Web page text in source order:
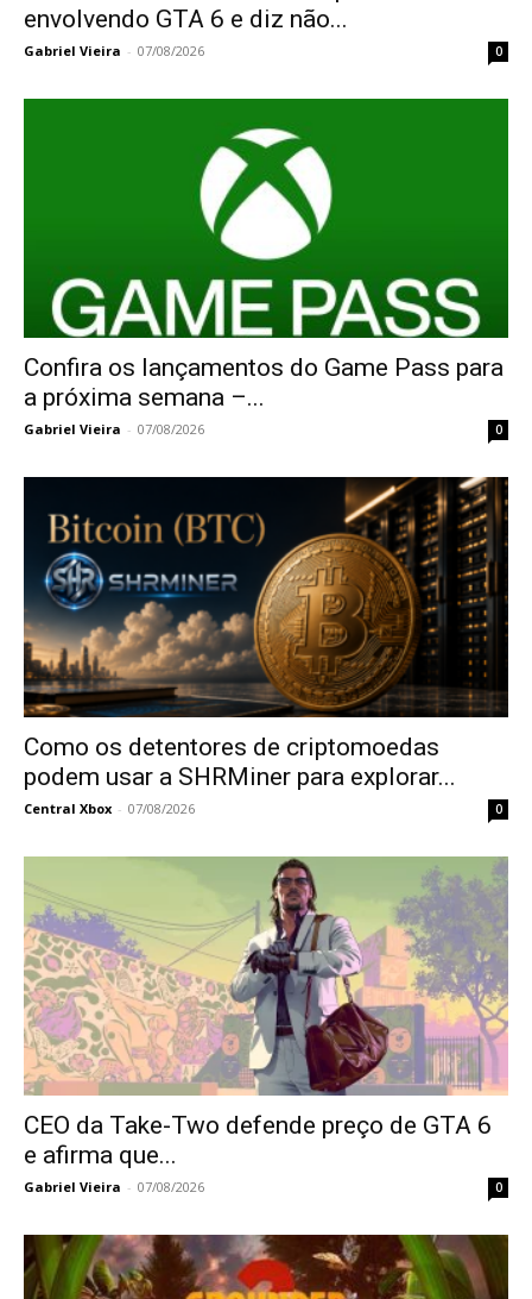
envolvendo GTA 6 e diz não...
Gabriel Vieira - 07/08/2026 0
Confira os lançamentos do Game Pass para
a próxima semana –...
Gabriel Vieira - 07/08/2026 0
Como os detentores de criptomoedas
podem usar a SHRMiner para explorar...
Central Xbox - 07/08/2026 0
CEO da Take-Two defende preço de GTA 6
e afirma que...
Gabriel Vieira - 07/08/2026 0